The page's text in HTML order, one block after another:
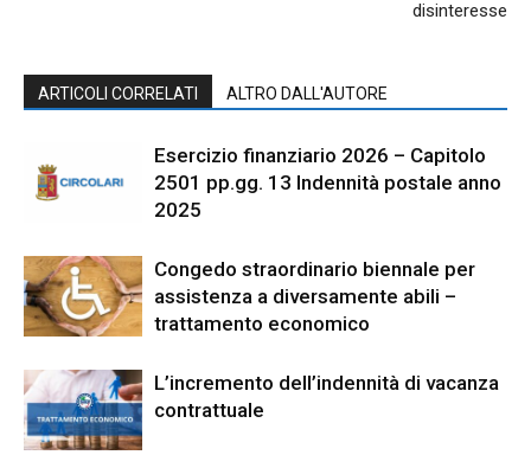
disinteresse
ARTICOLI CORRELATI ALTRO DALL'AUTORE
Esercizio finanziario 2026 – Capitolo
2501 pp.gg. 13 Indennità postale anno
2025
Congedo straordinario biennale per
assistenza a diversamente abili –
trattamento economico
L’incremento dell’indennità di vacanza
contrattuale